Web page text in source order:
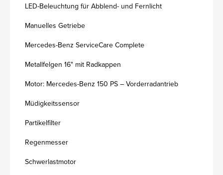
LED-Beleuchtung für Abblend- und Fernlicht
Manuelles Getriebe
Mercedes-Benz ServiceCare Complete
Metallfelgen 16" mit Radkappen
Motor: Mercedes-Benz 150 PS – Vorderradantrieb
Müdigkeitssensor
Partikelfilter
Regenmesser
Schwerlastmotor